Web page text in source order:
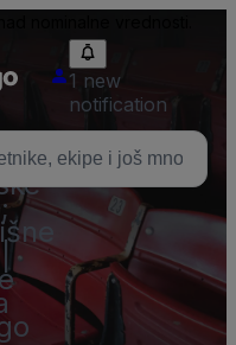
1 new
notification